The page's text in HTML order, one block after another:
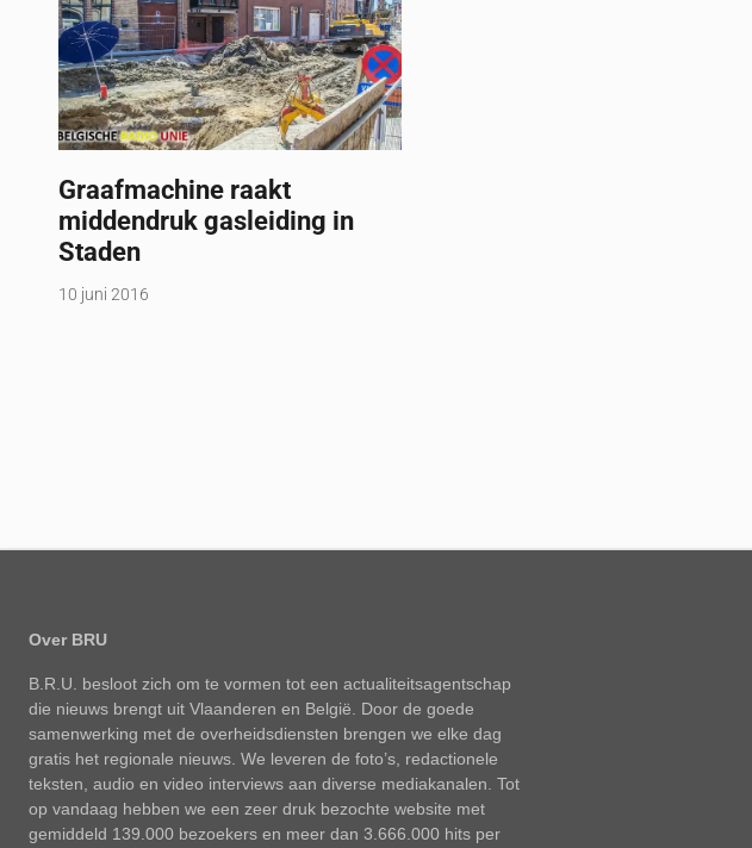
Graafmachine raakt
middendruk gasleiding in
Staden
10 juni 2016
Over BRU
B.R.U. besloot zich om te vormen tot een actualiteitsagentschap
die nieuws brengt uit Vlaanderen en België. Door de goede
samenwerking met de overheidsdiensten brengen we elke dag
gratis het regionale nieuws. We leveren de foto’s, redactionele
teksten, audio en video interviews aan diverse mediakanalen. Tot
op vandaag hebben we een zeer druk bezochte website met
gemiddeld 139.000 bezoekers en meer dan 3.666.000 hits per